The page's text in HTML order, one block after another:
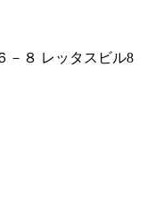
－８ レッタスビル8